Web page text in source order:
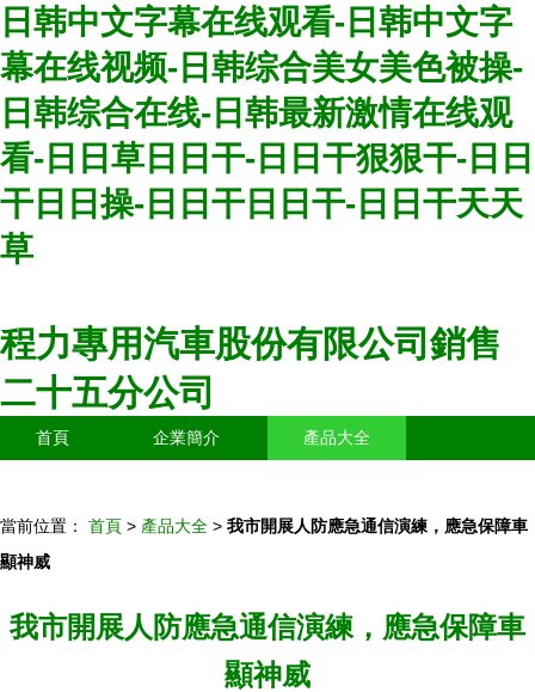
日韩中文字幕在线观看-日韩中文字
幕在线视频-日韩综合美女美色被操-
日韩综合在线-日韩最新激情在线观
看-日日草日日干-日日干狠狠干-日日
干日日操-日日干日日干-日日干天天
草
程力專用汽車股份有限公司銷售
二十五分公司
首頁 企業簡介 產品大全
當前位置： 首頁 > 產品大全 > 我市開展人防應急通信演練，應急保障車
顯神威
我市開展人防應急通信演練，應急保障車
顯神威